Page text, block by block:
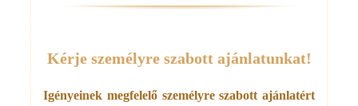
Kérje személyre szabott ajánlatunkat!
Igényeinek megfelelő személyre szabott ajánlatért